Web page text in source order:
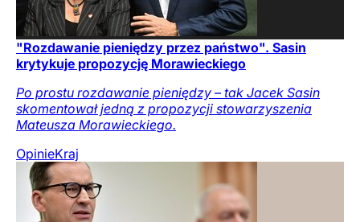
"Rozdawanie pieniędzy przez państwo". Sasin
krytykuje propozycję Morawieckiego
Po prostu rozdawanie pieniędzy – tak Jacek Sasin
skomentował jedną z propozycji stowarzyszenia
Mateusza Morawieckiego.
OpinieKraj